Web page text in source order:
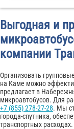
Выгодная и
компании
Организовать
на Каме можно
предлагает в
микроавтобусов. Для
+7 (855) 278-27-28. Мы
города-спутника,
транспортных расходах.